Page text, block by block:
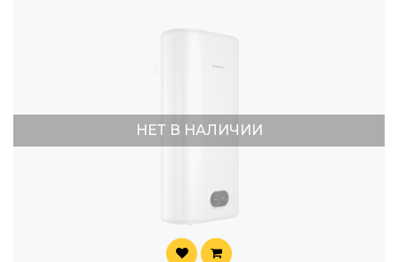
НЕТ В НАЛИЧИИ